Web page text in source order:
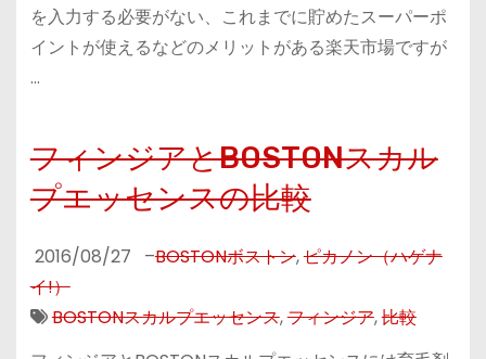
を入力する必要がない、これまでに貯めたスーパーポ
イントが使えるなどのメリットがある楽天市場ですが
…
フィンジアとBOSTONスカル
プエッセンスの比較
2016/08/27 –BOSTONボストン,ピカノン（ハゲナ
イ!）
BOSTONスカルプエッセンス,フィンジア,比較